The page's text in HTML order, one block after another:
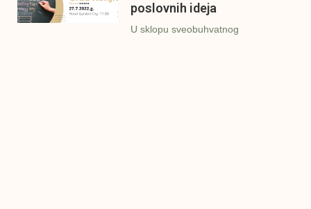
poslovnih ideja
U sklopu sveobuhvatnog